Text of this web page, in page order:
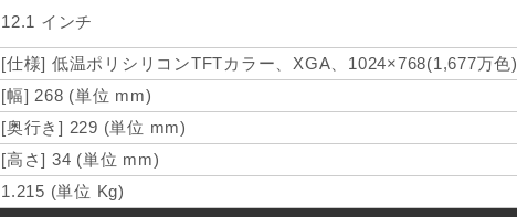
12.1 インチ
[仕様] 低温ポリシリコンTFTカラー、XGA、1024×768(1,677万色)
[幅] 268 (単位 mm)
[奥行き] 229 (単位 mm)
[高さ] 34 (単位 mm)
1.215 (単位 Kg)